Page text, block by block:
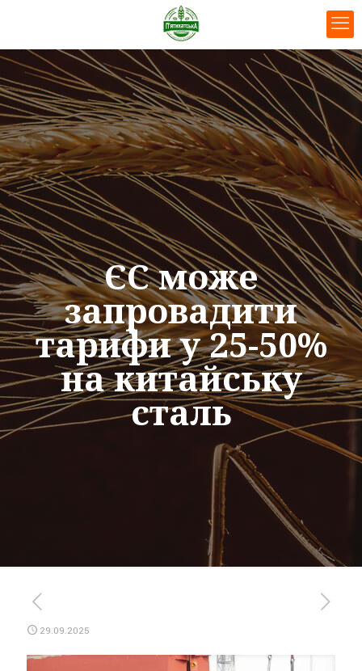
ЄС може
запровадити
тарифи у 25-50%
на китайську
сталь
29.09.2025